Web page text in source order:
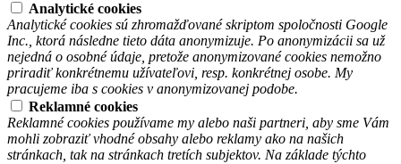
Analytické cookies
Analytické cookies sú zhromažďované skriptom spoločnosti Google
Inc., ktorá následne tieto dáta anonymizuje. Po anonymizácii sa už
nejedná o osobné údaje, pretože anonymizované cookies nemožno
priradiť konkrétnemu užívateľovi, resp. konkrétnej osobe. My
pracujeme iba s cookies v anonymizovanej podobe.
Reklamné cookies
Reklamné cookies používame my alebo naši partneri, aby sme Vám
mohli zobraziť vhodné obsahy alebo reklamy ako na našich
stránkach, tak na stránkach tretích subjektov. Na základe týchto